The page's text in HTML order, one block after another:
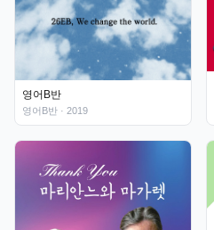
영어B반
영어B반 · 2019